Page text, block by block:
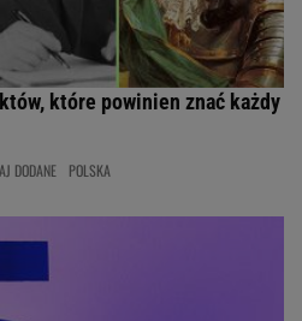
które powinien znać każdy
DODANE POLSKA